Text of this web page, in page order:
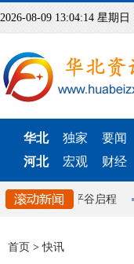
2026-08-09 13:04:15 星期日
华北 独家
要闻
河北
宏观 财经
班列从平谷启程
首页 >快讯